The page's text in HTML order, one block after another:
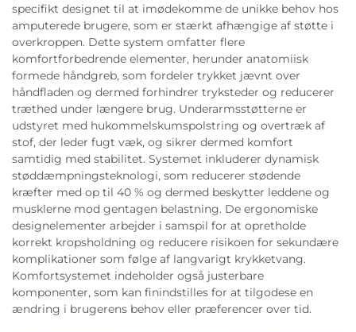
specifikt designet til at imødekomme de unikke behov hos
amputerede brugere, som er stærkt afhængige af støtte i
overkroppen. Dette system omfatter flere
komfortforbedrende elementer, herunder anatomiisk
formede håndgreb, som fordeler trykket jævnt over
håndfladen og dermed forhindrer tryksteder og reducerer
træthed under længere brug. Underarmsstøtterne er
udstyret med hukommelskumspolstring og overtræk af
stof, der leder fugt væk, og sikrer dermed komfort
samtidig med stabilitet. Systemet inkluderer dynamisk
støddæmpningsteknologi, som reducerer stødende
kræfter med op til 40 % og dermed beskytter leddene og
musklerne mod gentagen belastning. De ergonomiske
designelementer arbejder i samspil for at opretholde
korrekt kropsholdning og reducere risikoen for sekundære
komplikationer som følge af langvarigt krykketvang.
Komfortsystemet indeholder også justerbare
komponenter, som kan finindstilles for at tilgodese en
ændring i brugerens behov eller præferencer over tid.